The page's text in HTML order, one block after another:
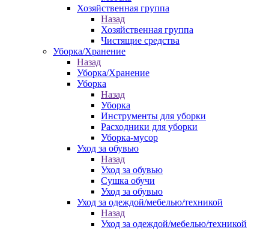
Хозяйственная группа
Назад
Хозяйственная группа
Чистящие средства
Уборка/Хранение
Назад
Уборка/Хранение
Уборка
Назад
Уборка
Инструменты для уборки
Расходники для уборки
Уборка-мусор
Уход за обувью
Назад
Уход за обувью
Сушка обучи
Уход за обувью
Уход за одеждой/мебелью/техникой
Назад
Уход за одеждой/мебелью/техникой